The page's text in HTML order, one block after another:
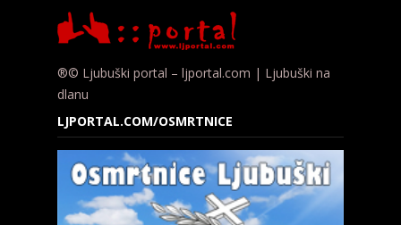
®© Ljubuški portal – ljportal.com | Ljubuški na
dlanu
LJPORTAL.COM/OSMRTNICE